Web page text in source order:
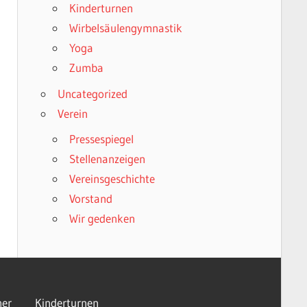
Kinderturnen
Wirbelsäulengymnastik
Yoga
Zumba
Uncategorized
Verein
Pressespiegel
Stellenanzeigen
Vereinsgeschichte
Vorstand
Wir gedenken
Kinderturnen